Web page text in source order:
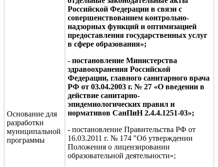
Основание для
разработки
муниципальной
программы
Российской Федерации в связи с
совершенствованием контрольно-
надзорных функций и оптимизацией
предоставления государственных услуг
в сфере образования»;
- постановление Министерства
здравоохранения Российской
Федерации, главного санитарного врача
РФ от 03.04.2003 г. № 27 «О введении в
действие санитарно-
эпидемиологических правил и
нормативов СанПиН 2.4.4.1251-03»;
- постановление Правительства РФ от
16.03.2011 г. № 174 "Об утверждении
Положения о лицензировании
образовательной деятельности»;